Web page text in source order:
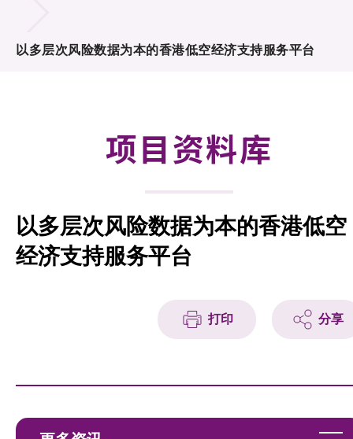
合作计划
征求研发项目计划书
项目伙伴
以多层次风险数据为本的香港低空经济支持服务平台
项目资料库
以多层次风险数据为本的香港低空
经济支持服务平台
打印 分享